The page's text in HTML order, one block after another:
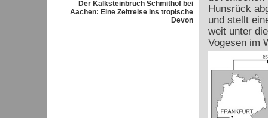
Der Kalksteinbruch Schmithof bei
Aachen: Eine Zeitreise ins tropische
Devon
Hunsrück
und stellt
weit unter
Vogesen im